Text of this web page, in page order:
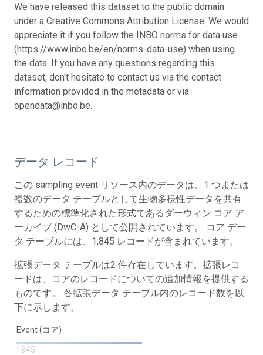
We have released this dataset to the public domain
under a Creative Commons Attribution License. We would
appreciate it if you follow the INBO norms for data use
(https://www.inbo.be/en/norms-data-use) when using
the data. If you have any questions regarding this
dataset, don't hesitate to contact us via the contact
information provided in the metadata or via
opendata@inbo.be.
データ レコード
この sampling event リソース内のデータは、1 つまたは
複数のデータ テーブルとして生物多様性データを共有
するための標準化された形式であるダーウィン コア ア
ーカイブ (DwC-A) として公開されています。 コア デー
タ テーブルには、1,845 レコードが含まれています。
拡張データ テーブルは2 件存在しています。拡張レコ
ードは、コアのレコードについての追加情報を提供する
ものです。 各拡張データ テーブル内のレコード数を以
下に示します。
Event (コア)
1845